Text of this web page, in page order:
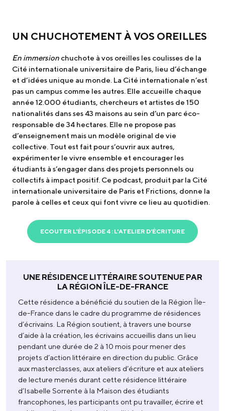
UN CHUCHOTEMENT À VOS OREILLES
En immersion chuchote à vos oreilles les coulisses de la
Cité internationale universitaire de Paris, lieu d’échange
et d’idées unique au monde. La Cité internationale n’est
pas un campus comme les autres. Elle accueille chaque
année 12.000 étudiants, chercheurs et artistes de 150
nationalités dans ses 43 maisons au sein d’un parc éco-
responsable de 34 hectares. Elle ne propose pas
d’enseignement mais un modèle original de vie
collective. Tout est fait pour s’ouvrir aux autres,
expérimenter le vivre ensemble et encourager les
étudiants à s’engager dans des projets personnels ou
collectifs à impact positif. Ce podcast, produit par la Cité
internationale universitaire de Paris et Frictions, donne la
parole à celles et ceux qui font vivre ce lieu au quotidien.
ECOUTER L'ÉPISODE 4 : L'ATELIER D'ÉCRITURE
UNE RÉSIDENCE LITTÉRAIRE SOUTENUE PAR
LA RÉGION ÎLE-DE-FRANCE
Cette résidence a bénéficié du soutien de la Région Île-
de-France dans le cadre du programme de résidences
d’écrivains. La Région soutient, à travers une bourse
d’aide à la création, les écrivains accueillis dans un lieu
pendant une durée de 2 à 10 mois pour mener des
projets d’action littéraire en direction du public. Grâce
aux masterclasses, aux ateliers d’écriture et aux ateliers
de lecture menés durant cette résidence littéraire
d’Isabelle Sorrente à la Maison des étudiants
francophones, les participants ont pu travailler, écrire et